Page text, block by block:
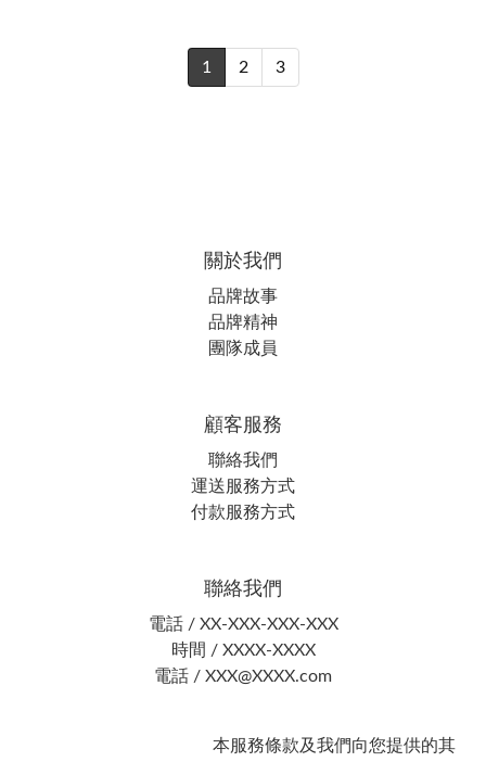
1 2 3
關於我們
品牌故事
品牌精神
團隊成員
顧客服務
聯絡我們
運送服務方式
付款服務方式
聯絡我們
電話 / XX-XXX-XXX-XXX
時間 / XXXX-XXXX
電話 / XXX@XXXX.com
本服務條款及我們向您提供的其